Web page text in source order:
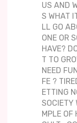
US AND
S WHAT
LL GO
ONE OR
HAVE?
T TO
NEED
FE ?
ETTING
SOCIETY
MPLE OF